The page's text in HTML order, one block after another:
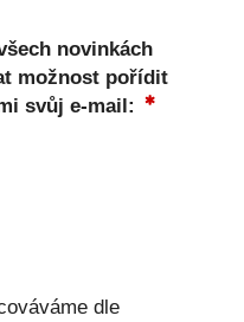
novinkách
možnost pořídit
svůj e-mail:
dle